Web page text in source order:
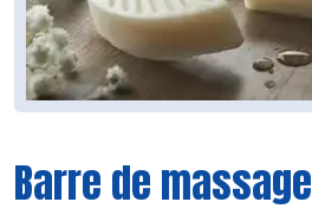
Barre de massage